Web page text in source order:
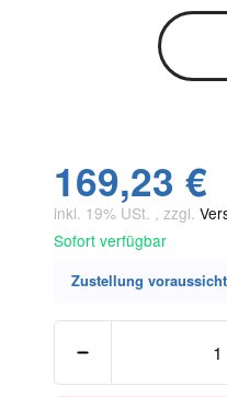
169,23 €
inkl. 19% USt. , zzgl.
Sofort verfügbar
Zustellung